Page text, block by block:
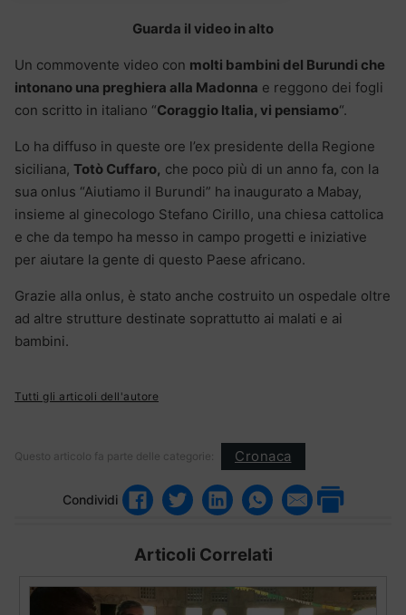
Guarda il video in alto
Un commovente video con molti bambini del Burundi che
intonano una preghiera alla Madonna e reggono dei fogli
con scritto in italiano “Coraggio Italia, vi pensiamo“.
Lo ha diffuso in queste ore l’ex presidente della Regione
siciliana, Totò Cuffaro, che poco più di un anno fa, con la
sua onlus “Aiutiamo il Burundi” ha inaugurato a Mabay,
insieme al ginecologo Stefano Cirillo, una chiesa cattolica
e che da tempo ha messo in campo progetti e iniziative
per aiutare la gente di questo Paese africano.
Grazie alla onlus, è stato anche costruito un ospedale oltre
ad altre strutture destinate soprattutto ai malati e ai
bambini.
Tutti gli articoli dell'autore
Questo articolo fa parte delle categorie: Cronaca
Condividi
Articoli Correlati